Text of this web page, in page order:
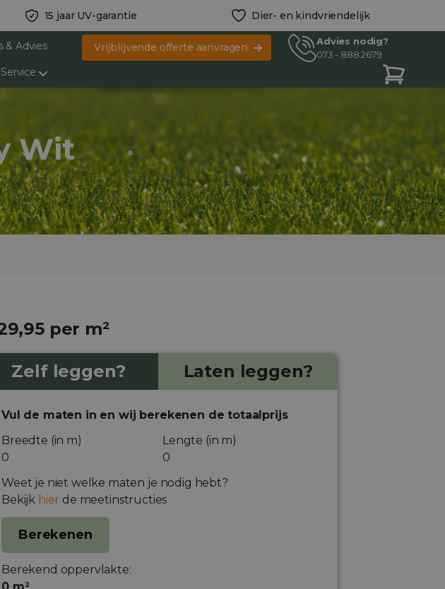
15 jaar UV-garantie Dier- en kindvriendelijk
& Advies
Service
Vrijblijvende offerte aanvragen
Advies nodig?
073 - 888 2679
Wit
per m²
Zelf leggen? Laten leggen?
Vul de maten in en wij berekenen de totaalprijs
Breedte (in m)
Lengte (in m)
Weet je niet welke maten je nodig hebt?
Bekijk hier de meetinstructies
Berekenen
Berekend oppervlakte: